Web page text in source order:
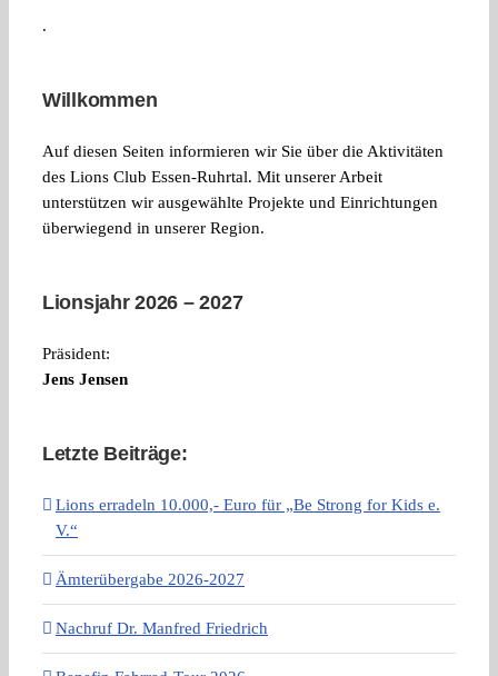
.
Willkommen
Auf diesen Seiten informieren wir Sie über die Aktivitäten
des Lions Club Essen-Ruhrtal. Mit unserer Arbeit
unterstützen wir ausgewählte Projekte und Einrichtungen
überwiegend in unserer Region.
Lionsjahr 2026 – 2027
Präsident:
Jens Jensen
Letzte Beiträge:
Lions erradeln 10.000,- Euro für „Be Strong for Kids e.
V.“
Ämterübergabe 2026-2027
Nachruf Dr. Manfred Friedrich